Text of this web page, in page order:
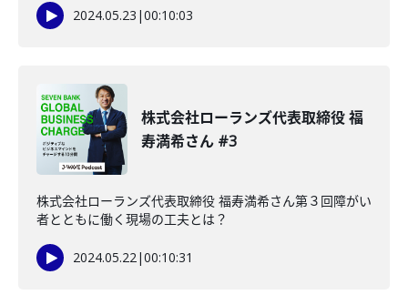
2024.05.23 |00:10:03
株式会社ローランズ代表取締役 福
寿満希さん #3
株式会社ローランズ代表取締役 福寿満希さん第３回障がい
者とともに働く現場の工夫とは？
2024.05.22|00:10:31